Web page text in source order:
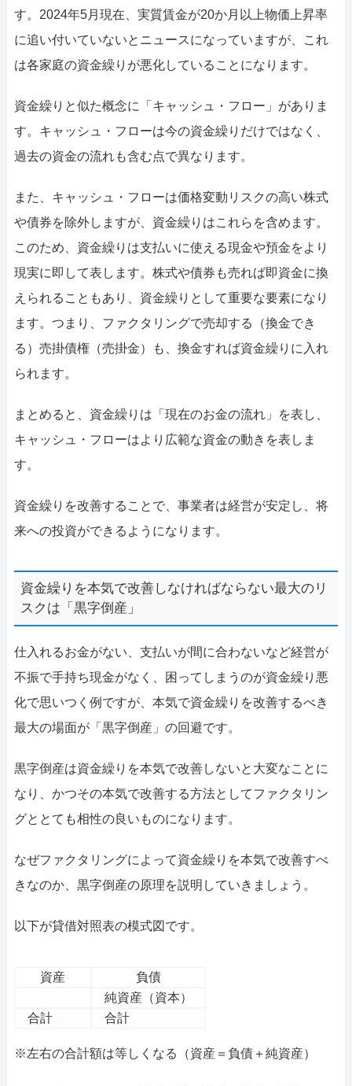
す。2024年5月現在、実質賃金が20か月以上物価上昇率
に追い付いていないとニュースになっていますが、これ
は各家庭の資金繰りが悪化していることになります。
資金繰りと似た概念に「キャッシュ・フロー」がありま
す。キャッシュ・フローは今の資金繰りだけではなく、
過去の資金の流れも含む点で異なります。
また、キャッシュ・フローは価格変動リスクの高い株式
や債券を除外しますが、資金繰りはこれらを含めます。
このため、資金繰りは支払いに使える現金や預金をより
現実に即して表します。株式や債券も売れば即資金に換
えられることもあり、資金繰りとして重要な要素になり
ます。つまり、ファクタリングで売却する（換金でき
る）売掛債権（売掛金）も、換金すれば資金繰りに入れ
られます。
まとめると、資金繰りは「現在のお金の流れ」を表し、
キャッシュ・フローはより広範な資金の動きを表しま
す。
資金繰りを改善することで、事業者は経営が安定し、将
来への投資ができるようになります。
資金繰りを本気で改善しなければならない最大のリ
スクは「黒字倒産」
仕入れるお金がない、支払いが間に合わないなど経営が
不振で手持ち現金がなく、困ってしまうのが資金繰り悪
化で思いつく例ですが、本気で資金繰りを改善するべき
最大の場面が「黒字倒産」の回避です。
黒字倒産は資金繰りを本気で改善しないと大変なことに
なり、かつその本気で改善する方法としてファクタリン
グととても相性の良いものになります。
なぜファクタリングによって資金繰りを本気で改善すべ
きなのか、黒字倒産の原理を説明していきましょう。
以下が貸借対照表の模式図です。
資産
負債
純資産（資本）
合計
合計
※左右の合計額は等しくなる（資産＝負債＋純資産）